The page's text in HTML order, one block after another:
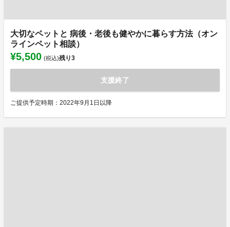
大切なペットと 病後・老後も健やかに暮らす方法（オン
ラインペット相談）
¥5,500 (税込)残り3
支援終了
ご提供予定時期：2022年9月1日以降